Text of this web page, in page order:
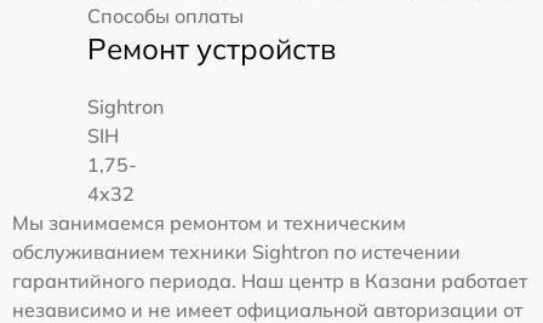
Способы оплаты
Ремонт устройств
Sightron
SIH
1,75-
4x32
Мы занимаемся ремонтом и техническим
обслуживанием техники Sightron по истечении
гарантийного периода. Наш центр в Казани работает
независимо и не имеет официальной авторизации от